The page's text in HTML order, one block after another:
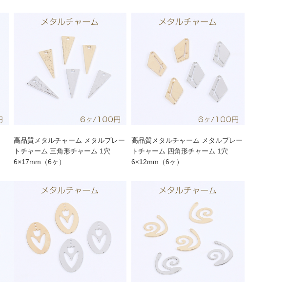
高品質メタルチャーム メタルプレー
トチャーム 三角形チャーム 1穴
6×17mm（6ヶ）
高品質メタルチャーム メタルプレー
トチャーム 四角形チャーム 1穴
6×12mm（6ヶ）